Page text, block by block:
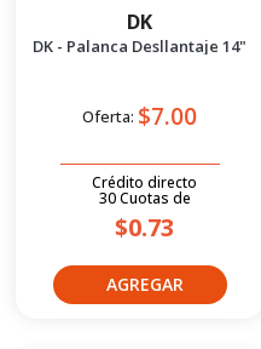
DK
DK - Palanca Desllantaje 14"
Oferta: $7.00
Crédito directo
30Cuotas de
$0.73